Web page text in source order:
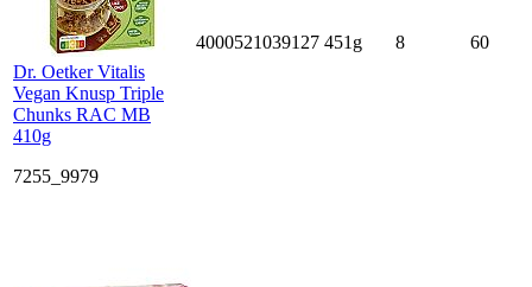
Dr. Oetker Vitalis
Vegan Knusp Triple
Chunks RAC MB
410g
7255_9979
4000521039127 451g 8 60